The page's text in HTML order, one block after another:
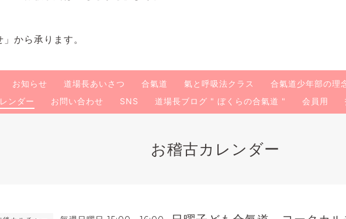
から承ります。
お知らせ 道場長あいさつ 合氣道 氣と呼吸法クラス 合氣道少年部の理
ンダー
お問い合わせ SNS 道場長ブログ " ぼくらの合氣道 " 会員用
お稽古カレンダー